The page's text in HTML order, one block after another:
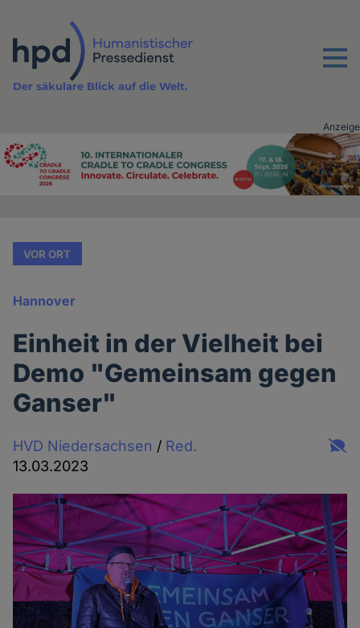
Inhalt
Menu
Der säkulare Blick auf die Welt.
Advertising
Anzeige
VOR ORT
Hannover
Einheit in der Vielheit bei
Demo "Gemeinsam gegen
Ganser"
HVD Niedersachsen / Red.
13.03.2023